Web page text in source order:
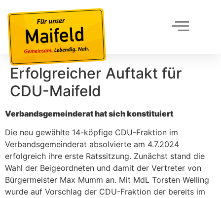
Erfolgreicher Auftakt für
CDU-Maifeld
Verbandsgemeinderat hat sich konstituiert
Die neu gewählte 14-köpfige CDU-Fraktion im
Verbandsgemeinderat absolvierte am 4.7.2024
erfolgreich ihre erste Ratssitzung. Zunächst stand die
Wahl der Beigeordneten und damit der Vertreter von
Bürgermeister Max Mumm an. Mit MdL Torsten Welling
wurde auf Vorschlag der CDU-Fraktion der bereits im